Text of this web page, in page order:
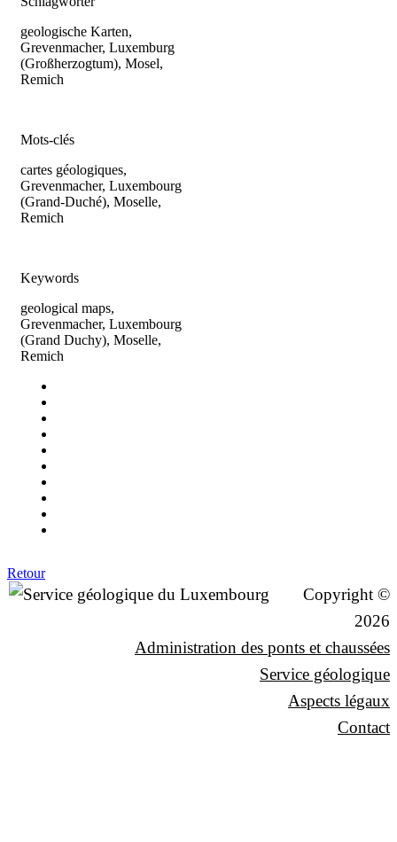
geologische Karten,
Grevenmacher, Luxemburg
(Großherzogtum), Mosel,
Remich
Mots-clés
cartes géologiques,
Grevenmacher, Luxembourg
(Grand-Duché), Moselle,
Remich
Keywords
geological maps,
Grevenmacher, Luxembourg
(Grand Duchy), Moselle,
Remich
Retour
Copyright ©
2026
Administration des ponts et chaussées
Service géologique
Aspects légaux
Contact